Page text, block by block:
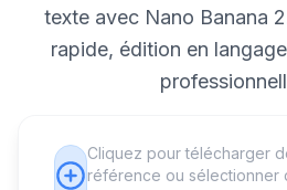
texte avec Nano Banana
rapide, édition en
Cliquez pour télécharger
référence ou sélectionner